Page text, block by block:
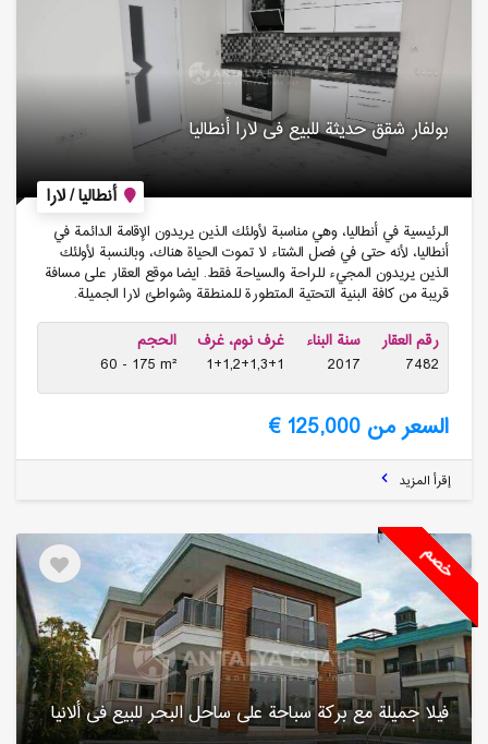
بولفار شقق حدیثة للبیع فی لارا أنطالیا
أنطاليا / لارا
الرئيسية في أنطاليا، وهي مناسبة لأولئك الذين يريدون الإقامة الدائمة في
أنطاليا، لأنه حتى في فصل الشتاء لا تموت الحياة هناك، وبالنسبة لأولئك
الذين يريدون المجيء للراحة والسياحة فقط. ايضا موقع العقار على مسافة
قريبة من كافة البنية التحتية المتطورة للمنطقة وشواطئ لارا الجميلة.
رقم العقار
7482
سنة البناء
2017
غرف نوم، غرف
1+1,2+1,3+1
الحجم
60 - 175 m²
السعر من 125,000 €
إقرأ المزيد
خصم
فیلا جمیلة مع بركة سباحة على ساحل البحر للبیع فی ألانیا